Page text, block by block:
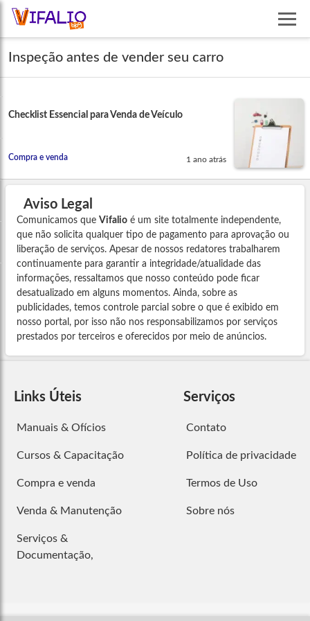
Inspeção antes de vender seu carro
Checklist Essencial para Venda de Veículo
Compra e venda 1 ano atrás
Aviso Legal
Comunicamos que Vifalio é um site totalmente independente,
que não solicita qualquer tipo de pagamento para aprovação ou
liberação de serviços. Apesar de nossos redatores trabalharem
continuamente para garantir a integridade/atualidade das
informações, ressaltamos que nosso conteúdo pode ficar
desatualizado em alguns momentos. Ainda, sobre as
publicidades, temos controle parcial sobre o que é exibido em
nosso portal, por isso não nos responsabilizamos por serviços
prestados por terceiros e oferecidos por meio de anúncios.
Links Úteis
Manuais & Ofícios
Cursos & Capacitação
Compra e venda
Venda & Manutenção
Serviços &
Documentação,
Serviços
Contato
Política de privacidade
Termos de Uso
Sobre nós